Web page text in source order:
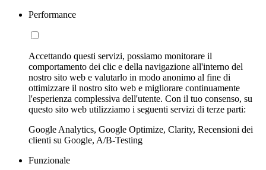
Performance
Accettando questi servizi, possiamo monitorare il
comportamento dei clic e della navigazione all'interno del
nostro sito web e valutarlo in modo anonimo al fine di
ottimizzare il nostro sito web e migliorare continuamente
l'esperienza complessiva dell'utente. Con il tuo consenso, su
questo sito web utilizziamo i seguenti servizi di terze parti:
Google Analytics, Google Optimize, Clarity, Recensioni dei
clienti su Google, A/B-Testing
Funzionale